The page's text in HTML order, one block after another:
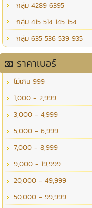
กลุ่ม 4289 6395
กลุ่ม 415 514 145 154
กลุ่ม 635 536 539 935
ราคาเบอร์
ไม่เกิน 999
1,000 - 2,999
3,000 - 4,999
5,000 - 6,999
7,000 - 8,999
9,000 - 19,999
20,000 - 49,999
50,000 - 99,999